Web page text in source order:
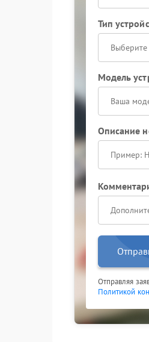
Тип
Выберите
Модель
Описание
Отправляя
Политикой